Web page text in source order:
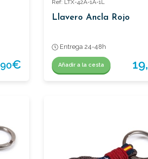
90€
Ref: LTX-42A-1A-1L
Llavero Ancla Rojo
Entrega 24-48h
Añadir a la cesta 19,